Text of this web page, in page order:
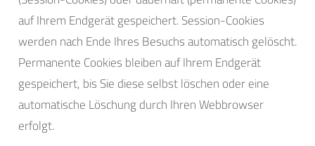
auf Ihrem Endgerät gespeichert. Session-Cookies
werden nach Ende Ihres Besuchs automatisch gelöscht.
Permanente Cookies bleiben auf Ihrem Endgerät
gespeichert, bis Sie diese selbst löschen oder eine
automatische Löschung durch Ihren Webbrowser
erfolgt.